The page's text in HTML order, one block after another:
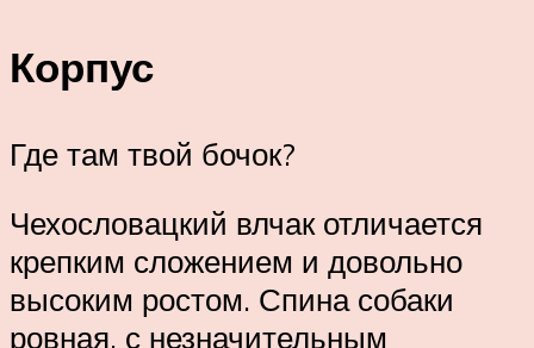
Корпус
Где там твой бочок?
Чехословацкий влчак отличается
крепким сложением и довольно
высоким ростом. Спина собаки
ровная, с незначительным